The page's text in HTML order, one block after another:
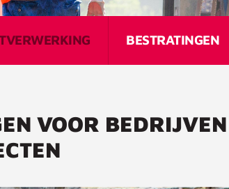
BESTRATINGEN
VOOR